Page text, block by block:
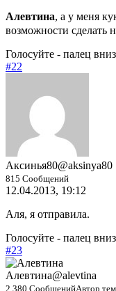
Алевтина, а у меня
возможности сделать
Голосуйте - палец
#22
Аксинья80@aksinya80
815 Сообщений
12.04.2013, 19:12
Аля, я отправила.
Голосуйте - палец
#23
Алевтина@alevtina
2 380 СообщенийАвтор